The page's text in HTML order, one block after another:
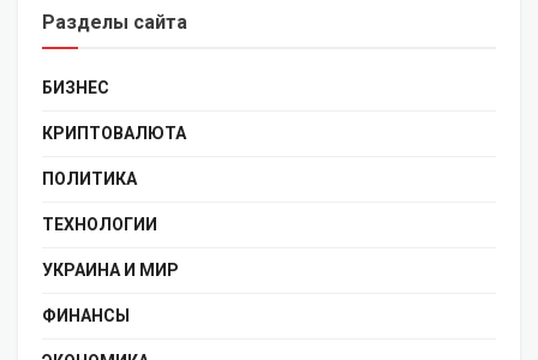
Разделы сайта
БИЗНЕС
КРИПТОВАЛЮТА
ПОЛИТИКА
ТЕХНОЛОГИИ
УКРАИНА И МИР
ФИНАНСЫ